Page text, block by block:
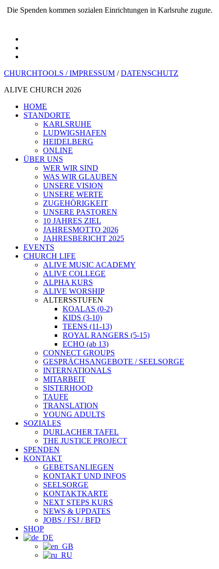
Die Spenden kommen sozialen Einrichtungen in Karlsruhe zugute.
CHURCHTOOLS /IMPRESSUM /DATENSCHUTZ
ALIVE CHURCH 2026
Menü
schließen
HOME
STANDORTE
KARLSRUHE
LUDWIGSHAFEN
HEIDELBERG
ONLINE
ÜBER UNS
WER WIR SIND
WAS WIR GLAUBEN
UNSERE VISION
UNSERE WERTE
ZUGEHÖRIGKEIT
UNSERE PASTOREN
10 JAHRES ZIEL
JAHRESMOTTO 2026
JAHRESBERICHT 2025
EVENTS
CHURCH LIFE
ALIVE MUSIC ACADEMY
ALIVE COLLEGE
ALPHA KURS
ALIVE WORSHIP
ALTERSSTUFEN
KOALAS (0-2)
KIDS (3-10)
TEENS (11-13)
ROYAL RANGERS (5-15)
ECHO (ab 13)
CONNECT GROUPS
GESPRÄCHSANGEBOTE / SEELSORGE
INTERNATIONALS
MITARBEIT
SISTERHOOD
TAUFE
TRANSLATION
YOUNG ADULTS
SOZIALES
DURLACHER TAFEL
THE JUSTICE PROJECT
SPENDEN
KONTAKT
GEBETSANLIEGEN
KONTAKT UND INFOS
SEELSORGE
KONTAKTKARTE
NEXT STEPS KURS
NEWS & UPDATES
JOBS / FSJ / BFD
SHOP